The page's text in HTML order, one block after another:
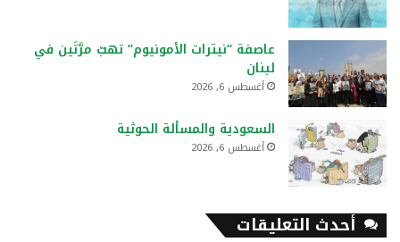
عاصفة “نيترات الأمونيوم” تهبّ مرَّتَين في
لبنان
أغسطس 6, 2026
السعودية والمسألة الحوثية
أغسطس 6, 2026
أحدث التعليقات